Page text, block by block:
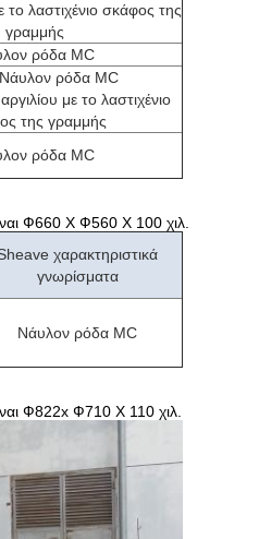
το λαστιχένιο σκάφος της
γραμμής
ρόδα MC
ρόδα MC
με το λαστιχένιο
της γραμμής
ρόδα MC
Ф660 Χ Ф560 Χ 100 χιλ.
χαρακτηριστικά
γνωρίσματα
Νάυλον ρόδα MC
Ф822x Ф710 Χ 110 χιλ.